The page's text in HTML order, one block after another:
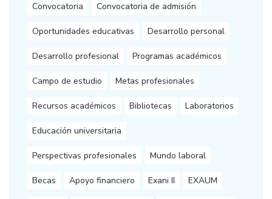
Convocatoria Convocatoria de admisión
Oportunidades educativas Desarrollo personal
Desarrollo profesional Programas académicos
Campo de estudio Metas profesionales
Recursos académicos Bibliotecas Laboratorios
Educación universitaria
Perspectivas profesionales Mundo laboral
Becas Apoyo financiero Exani II EXAUM